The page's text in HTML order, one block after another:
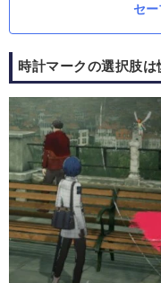
セ
時計マークの選択肢は